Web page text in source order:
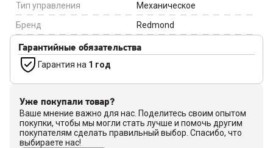
Тип управления
Механическое
Бренд
Redmond
Гарантийные обязательства
Гарантия на 1 год
Уже покупали товар?
Ваше мнение важно для нас. Поделитесь своим опытом
покупки, чтобы мы могли стать лучше и помочь другим
покупателям сделать правильный выбор. Спасибо, что
выбираете нас!